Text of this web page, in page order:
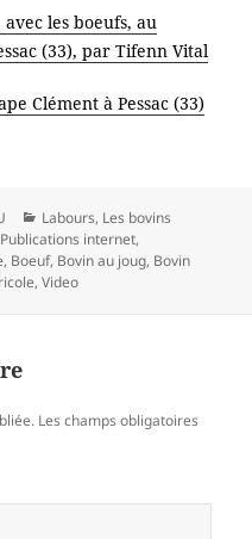
les boeufs, au
(33), par Tifenn Vital
Clément à Pessac (33)
Catégories
Labours, Les bovins
Publications internet,
, Boeuf, Bovin au joug, Bovin
,Video
Les champs obligatoires